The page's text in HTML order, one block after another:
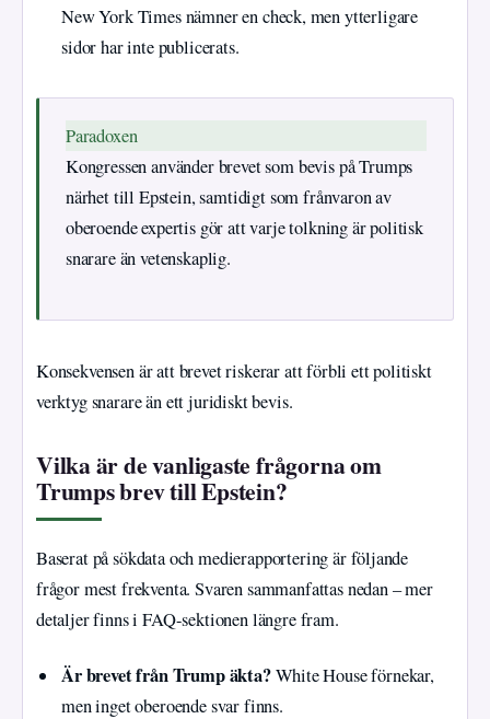
New York Times nämner en check, men ytterligare
sidor har inte publicerats.
Paradoxen
Kongressen använder brevet som bevis på Trumps
närhet till Epstein, samtidigt som frånvaron av
oberoende expertis gör att varje tolkning är politisk
snarare än vetenskaplig.
Konsekvensen är att brevet riskerar att förbli ett politiskt
verktyg snarare än ett juridiskt bevis.
Vilka är de vanligaste frågorna om
Trumps brev till Epstein?
Baserat på sökdata och medierapportering är följande
frågor mest frekventa. Svaren sammanfattas nedan – mer
detaljer finns i FAQ-sektionen längre fram.
Är brevet från Trump äkta?White House förnekar,
men inget oberoende svar finns.